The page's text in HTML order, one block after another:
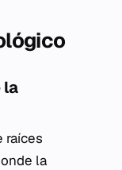
la
raíces
la